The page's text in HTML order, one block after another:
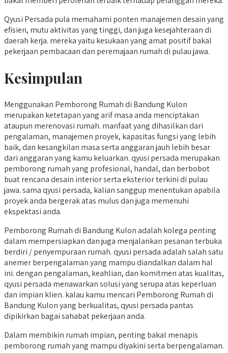
Qyusi Persada pula memahami ponten manajemen desain yang
efisien, mutu aktivitas yang tinggi, dan juga kesejahteraan di
daerah kerja. mereka yaitu kesukaan yang amat positif bakal
pekerjaan pembacaan dan peremajaan rumah di pulau jawa.
Kesimpulan
Menggunakan Pemborong Rumah di Bandung Kulon
merupakan ketetapan yang arif masa anda menciptakan
ataupun merenovasi rumah. manfaat yang dihasilkan dari
pengalaman, manajemen proyek, kapasitas fungsi yang lebih
baik, dan kesangkilan masa serta anggaran jauh lebih besar
dari anggaran yang kamu keluarkan. qyusi persada merupakan
pemborong rumah yang profesional, handal, dan berbobot
buat rencana desain interior serta eksterior terkini di pulau
jawa. sama qyusi persada, kalian sanggup menentukan apabila
proyek anda bergerak atas mulus dan juga memenuhi
ekspektasi anda.
Pemborong Rumah di Bandung Kulon adalah kolega penting
dalam mempersiapkan dan juga menjalankan pesanan terbuka
berdiri / penyempuraan rumah. qyusi persada adalah salah satu
anemer berpengalaman yang mampu diandalkan dalam hal
ini. dengan pengalaman, keahlian, dan komitmen atas kualitas,
qyusi persada menawarkan solusi yang serupa atas keperluan
dan impian klien. kalau kamu mencari Pemborong Rumah di
Bandung Kulon yang berkualitas, qyusi persada pantas
dipikirkan bagai sahabat pekerjaan anda.
Dalam membikin rumah impian, penting bakal menapis
pemborong rumah yang mampu diyakini serta berpengalaman.